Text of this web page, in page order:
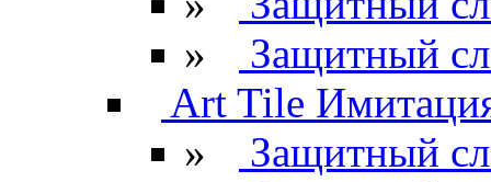
»
Защитный
Art Tile
»
Защитный